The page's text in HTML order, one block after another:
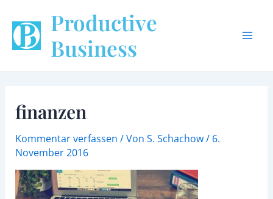
Inhalt
springen
Productive
Business
finanzen
Kommentar verfassen / Von S. Schachow/ 6.
November 2016